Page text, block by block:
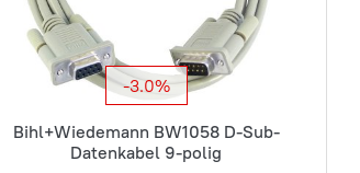
-3.0%
Bihl+Wiedemann BW1058 D-Sub-
Datenkabel 9-polig